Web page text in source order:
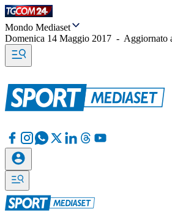
Mondo Mediaset
Domenica 14 Maggio 2017 - Aggiornato